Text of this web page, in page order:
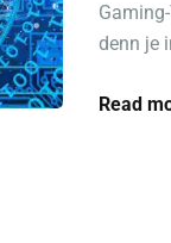
denn je
Read